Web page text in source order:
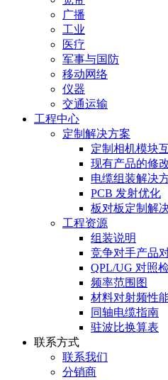
广播
工业
医疗
军事与国防
移动网络
仪器
交通运输
工程中心
定制解决方案
定制相机模块
现有产品的修
电缆组装解决
PCB 发射优化
板对板定制解
工程资源
组装说明
竞争对手产品
QPL/UG 对照
频率范围图
材料对射频性
同轴电缆指南
驻波比换算表
联系方式
联系我们
分销商